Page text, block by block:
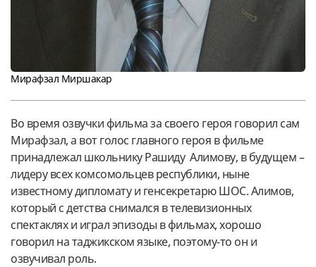
Мирафзал Миршакар
Во время озвучки фильма за своего героя говорил сам
Мирафзал, а вот голос главного героя в фильме
принадлежал школьнику Рашиду Алимову, в будущем –
лидеру всех комсомольцев республики, ныне
известному дипломату и генсекретарю ШОС. Алимов,
который с детства снимался в телевизионных
спектаклях и играл эпизоды в фильмах, хорошо
говорил на таджикском языке, поэтому-то он и
озвучивал роль.